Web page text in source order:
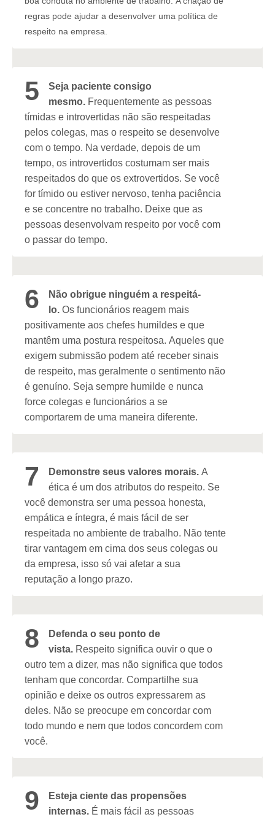
regras pode ajudar a desenvolver uma política de
respeito na empresa.
5
Seja paciente consigo
mesmo. Frequentemente as pessoas
tímidas e introvertidas não são respeitadas
pelos colegas, mas o respeito se desenvolve
com o tempo. Na verdade, depois de um
tempo, os introvertidos costumam ser mais
respeitados do que os extrovertidos. Se você
for tímido ou estiver nervoso, tenha paciência
e se concentre no trabalho. Deixe que as
pessoas desenvolvam respeito por você com
o passar do tempo.
6
Não obrigue ninguém a respeitá-
lo. Os funcionários reagem mais
positivamente aos chefes humildes e que
mantêm uma postura respeitosa. Aqueles que
exigem submissão podem até receber sinais
de respeito, mas geralmente o sentimento não
é genuíno. Seja sempre humilde e nunca
force colegas e funcionários a se
comportarem de uma maneira diferente.
7 Demonstre seus valores morais. A
ética é um dos atributos do respeito. Se
você demonstra ser uma pessoa honesta,
empática e íntegra, é mais fácil de ser
respeitada no ambiente de trabalho. Não tente
tirar vantagem em cima dos seus colegas ou
da empresa, isso só vai afetar a sua
reputação a longo prazo.
8
Defenda o seu ponto de
vista. Respeito significa ouvir o que o
outro tem a dizer, mas não significa que todos
tenham que concordar. Compartilhe sua
opinião e deixe os outros expressarem as
deles. Não se preocupe em concordar com
todo mundo e nem que todos concordem com
você.
9
Esteja ciente das propensões
internas. É mais fácil as pessoas